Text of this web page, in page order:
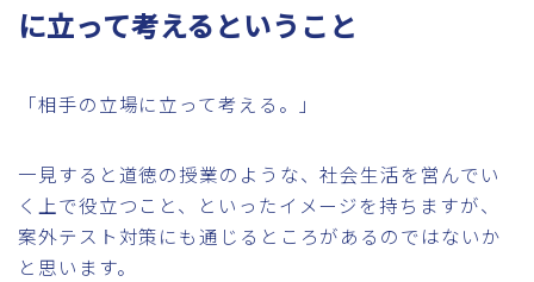
に立って考えるということ
「相手の立場に立って考える。」
一見すると道徳の授業のような、社会生活を営んでい
く上で役立つこと、といったイメージを持ちますが、
案外テスト対策にも通じるところがあるのではないか
と思います。